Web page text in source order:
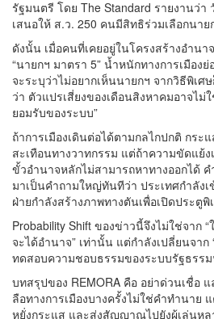
รัฐมนตรี โดย The Standard รายงานว่า
เสนอให้ ส.ว. 250 คนมีสิทธิร่วมเลือกนา
ดังนั้น เมื่อคนที่เคยอยู่ในโครงสร้างอำน
“นายกฯ มาตรา 5” น้ำหนักทางการเมือง
จะระบุว่าไม่อยากเห็นนายกฯ จากวิธีพิเ
ว่า ตัวแปรเสี่ยงของเดือนสิงหาคมอาจไ
ยอมรับของระบบ”
ถ้าการเมืองเดินต่อได้ตามกลไกปกติ กระ
สะเทือนทางวาทกรรม แต่ถ้าความขัดแย้
ขั้วอำนาจหลักไม่สามารถหาทางออกได้
มาเป็นคำถามใหญ่ทันทีว่า ประเทศกำลัง
ฝ่ายกำลังสร้างภาพทางตันเพื่อเปิดประตูพิ
Probability Shift ของข่าวนี้จึงไม่ใช่จาก “
จะได้อำนาจ” เท่านั้น แต่กำลังเปลี่ยนจาก
ทดสอบความชอบธรรมของระบบรัฐธรร
บทสรุปของ REMORA คือ อย่าด่วนเชื่อ
ลือทางการเมืองบางครั้งไม่ใช่คำทำนาย
หยั่งกระแส และส่งสัญญาณไปยังผู้เล่นห